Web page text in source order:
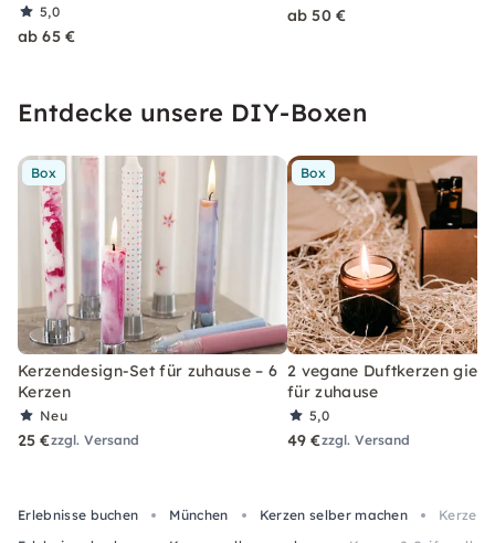
5,0
ab 65 €
ab 50 €
Entdecke unsere DIY-Boxen
Box
Kerzendesign-Set für zuhause – 6
Kerzen
Neu
25 €zzgl. Versand
Box
2 vegane Duftkerzen
für zuhause
5,0
49 €zzgl. Versand
Erlebnisse buchen München Kerzen selber machen
Kerzen